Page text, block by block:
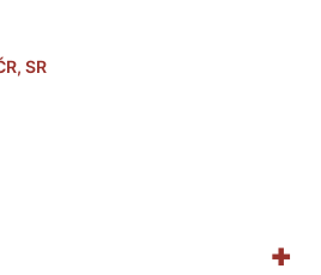
SR
+